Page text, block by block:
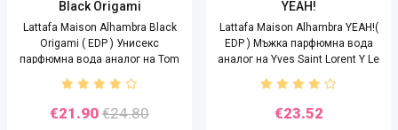
Black Origami
Lattafa Maison Alhambra Black
Origami ( EDP ) Унисекс
парфюмна вода аналог на Tom
Ford Black Orchid - 100 ml
€21.90 €24.80
YEAH!
Lattafa Maison Alhambra YEAH!(
EDP ) Мъжка парфюмна вода
аналог на Yves Saint Lorent Y Le
parfum - 100ml
€23.52